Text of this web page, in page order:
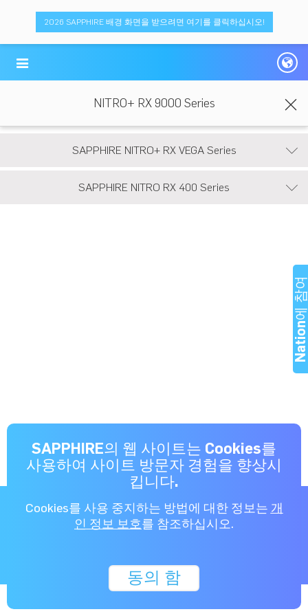
2026 SAPPHIRE 배경 화면을 받으려면 여기를 클릭하십시오!
SAPPHIRE의 웹 사이트는 Cookies를
사용하여 사이트 방문자 경험을 향상시
킵니다.
Cookies를 사용 중지하는 방법에 대한 정보는 개
인 정보 보호를 참조하십시오.
동의 함
NITRO+ RX 9000 Series
SAPPHIRE NITRO+ RX VEGA Series
SAPPHIRE NITRO RX 400 Series
NitroCharged for Gamers™
reserved. 당사의
개인 정보 보호 정책을
Nation에 참여